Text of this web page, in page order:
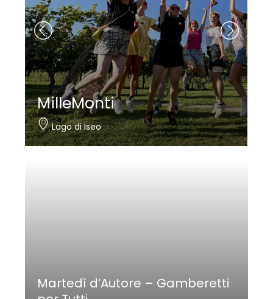
MilleMonti
Lago di Iseo
Martedì d’Autore – Gamberetti